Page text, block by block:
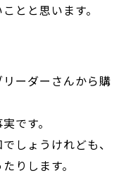
とと思います。
ーダーさんから購
です。
しょうけれども、
りします。